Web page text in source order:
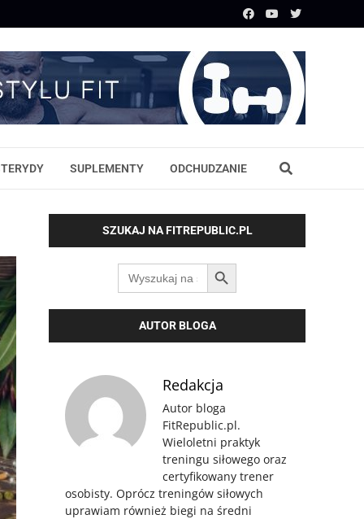
SUPLEMENTY ODCHUDZANIE
SZUKAJ NA FITREPUBLIC.PL
Search
for:
SEARCH BUTTON
AUTOR BLOGA
Redakcja
Autor bloga
FitRepublic.pl.
Wieloletni praktyk
treningu siłowego oraz
certyfikowany trener
osobisty. Oprócz treningów siłowych
uprawiam również biegi na średni